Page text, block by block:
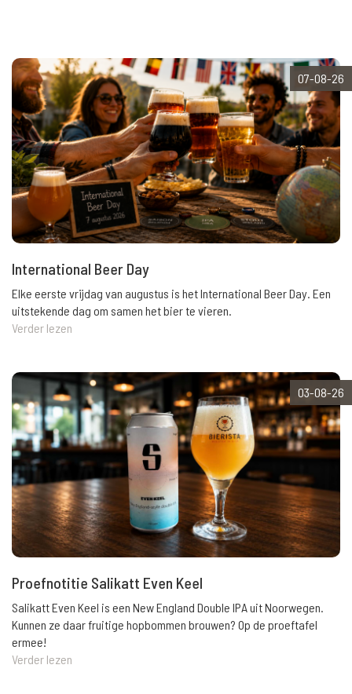
07-08-26
International Beer Day
Elke eerste vrijdag van augustus is het International Beer Day. Een
uitstekende dag om samen het bier te vieren.
Verder lezen
03-08-26
Proefnotitie Salikatt Even Keel
Salikatt Even Keel is een New England Double IPA uit Noorwegen.
Kunnen ze daar fruitige hopbommen brouwen? Op de proeftafel
ermee!
Verder lezen